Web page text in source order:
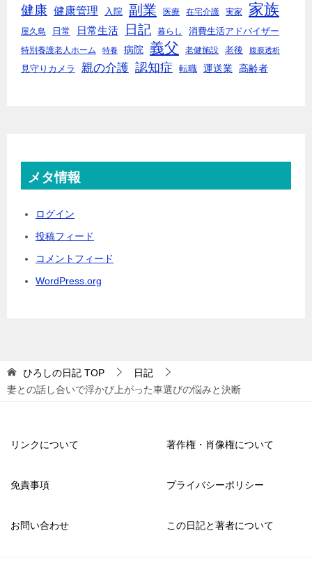
健康 健康管理 入院 副業 医療 在宅介護 実家 家族
屋久島 日常 日常生活 日記 暮らし 消費生活アドバイザー
特別養護老人ホーム 特養 病院 義父 老健施設 老後 腹膜透析
見守りカメラ 親の介護 認知症 転職 運送業 高齢者
メタ情報
ログイン
投稿フィード
コメントフィード
WordPress.org
ひろしの日記 TOP
日記
妻との話し合いで浮かび上がった車選びの悩みと決断
リンクについて 著作権・肖像権について
免責事項 プライバシーポリシー
お問い合わせ この日記と著者について